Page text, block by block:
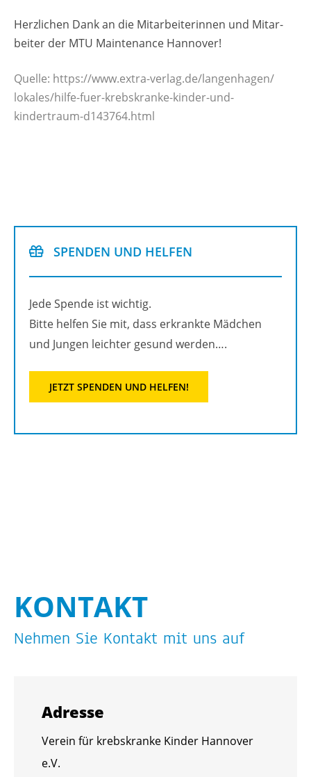
Herz­li­chen Dank an die Mit­ar­bei­te­rin­nen und Mit­ar­
bei­ter der MTU Main­ten­an­ce Han­no­ver!
Quel­le: https://​www.​extra-​verlag.​de/​langenhagen/​
lokales/​hilfe-​fuer-​krebskranke-​kinder-​und-​
kindertraum-​d143764.​html
SPEN­DEN UND HEL­FEN
Jede Spen­de ist wich­tig.
Bitte hel­fen Sie mit, dass er­krank­te Mäd­chen
und Jun­gen leich­ter ge­sund wer­den….
JETZT SPEN­DEN UND HEL­FEN!
KON­TAKT
Neh­men Sie Kon­takt mit uns auf
Adres­se
Ver­ein für krebs­kran­ke Kin­der Han­no­ver
e.V.